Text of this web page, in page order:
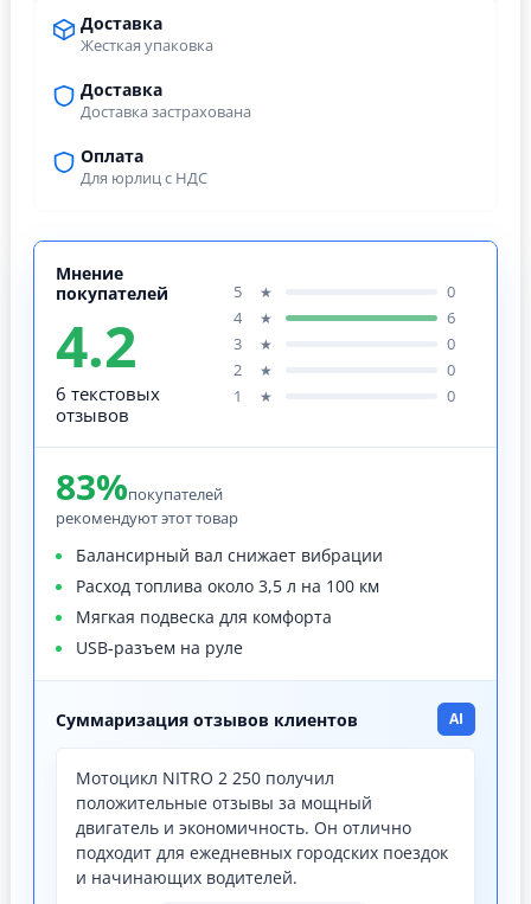
Доставка
Жесткая упаковка
Доставка
Доставка застрахована
Оплата
Для юрлиц с НДС
Мнение
покупателей
4.2
6 текстовых
отзывов
5 ★
0
4
★
6
3
★
0
2
★
0
1
★ 0
83%покупателей
рекомендуют этот товар
Балансирный вал снижает вибрации
Расход топлива около 3,5 л на 100 км
Мягкая подвеска для комфорта
USB-разъем на руле
Суммаризация отзывов клиентов AI
Мотоцикл NITRO 2 250 получил
положительные отзывы за мощный
двигатель и экономичность. Он отлично
подходит для ежедневных городских поездок
и начинающих водителей.